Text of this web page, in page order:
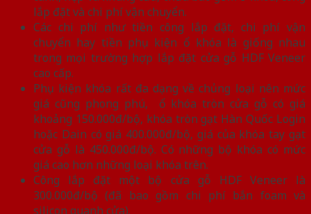
lắp đặt và chi phí vận chuyển.
Các chi phí như tiền công lắp đặt, chi phí vận
chuyển hay tiền phụ kiện ổ khóa là giống nhau
trong mọi trường hợp lắp đặt cửa gỗ HDF Veneer
cao cấp.
Phụ kiện khóa rất đa dạng về chủng loại nên mức
giá cũng phong phú, ổ khóa tròn cửa gỗ có giá
khoảng 150.000đ/bộ, khóa tròn gạt Hàn Quốc Login
hoặc Dain có giá 400.000đ/bộ, giá của khóa tay gạt
cửa gỗ là 450.000đ/bộ. Có những bộ khóa có mức
giá cao hơn những loại khóa trên.
Công lắp đặt một bộ cửa gỗ HDF Veneer là
300.000đ/bộ (đã bao gồm chi phí bắn foam và
silicon quanh cửa).